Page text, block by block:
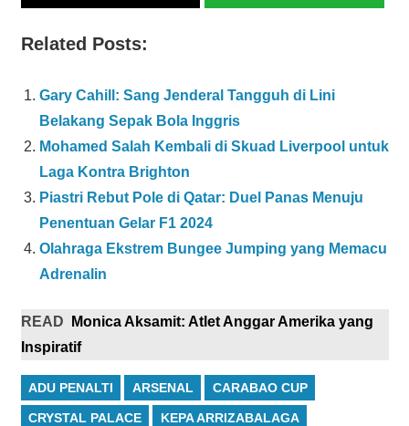
Related Posts:
Gary Cahill: Sang Jenderal Tangguh di Lini
Belakang Sepak Bola Inggris
Mohamed Salah Kembali di Skuad Liverpool untuk
Laga Kontra Brighton
Piastri Rebut Pole di Qatar: Duel Panas Menuju
Penentuan Gelar F1 2024
Olahraga Ekstrem Bungee Jumping yang Memacu
Adrenalin
READ
Monica Aksamit: Atlet Anggar Amerika yang
Inspiratif
ADU PENALTI ARSENAL CARABAO CUP
CRYSTAL PALACE KEPA ARRIZABALAGA